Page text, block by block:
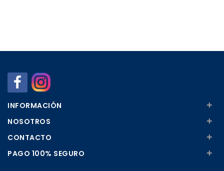
INFORMACIÓN +
NOSOTROS +
CONTACTO +
PAGO 100% SEGURO +